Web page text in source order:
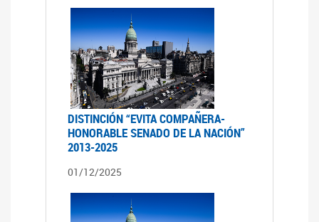
DISTINCIÓN “EVITA COMPAÑERA-
HONORABLE SENADO DE LA NACIÓN”
2013-2025
01/12/2025